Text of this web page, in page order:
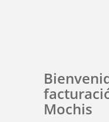
Mochis